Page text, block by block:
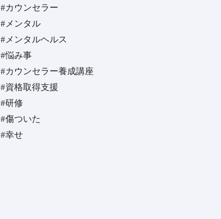
#カウンセラー
#メンタル
#メンタルヘルス
#悩み事
#カウンセラー養成講座
#資格取得支援
#研修
#傷ついた
#幸せ⁡